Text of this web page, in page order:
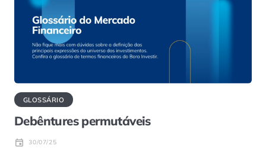
GLOSSÁRIO
Debêntures permutáveis
30/07/25